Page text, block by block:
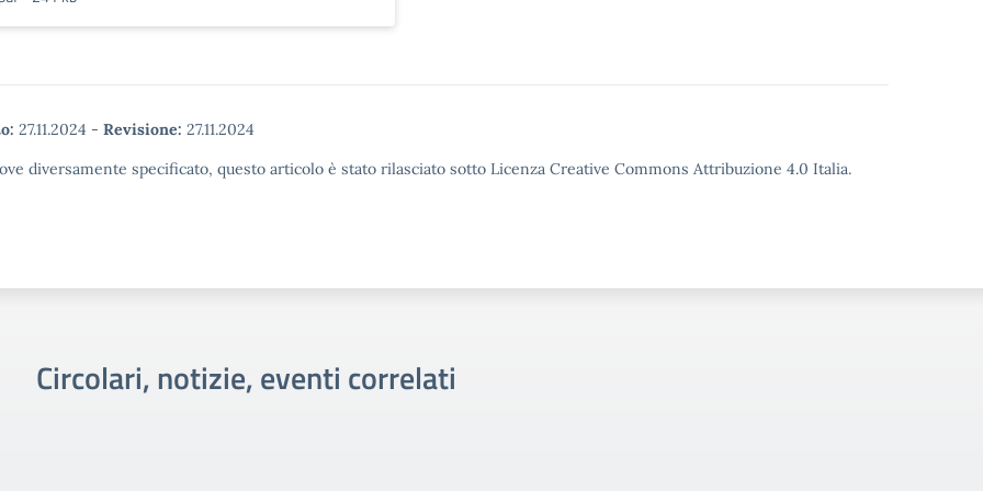
27.11.2024 - Revisione: 27.11.2024
diversamente specificato, questo articolo è stato rilasciato sotto Licenza Creative Commons Attribuzione 4.0 Italia.
Circolari, notizie, eventi correlati